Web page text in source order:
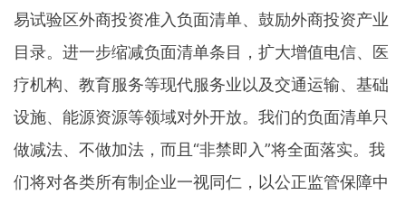
易试验区外商投资准入负面清单、鼓励外商投资产业
目录。进一步缩减负面清单条目，扩大增值电信、医
疗机构、教育服务等现代服务业以及交通运输、基础
设施、能源资源等领域对外开放。我们的负面清单只
做减法、不做加法，而且“非禁即入”将全面落实。我
们将对各类所有制企业一视同仁，以公正监管保障中